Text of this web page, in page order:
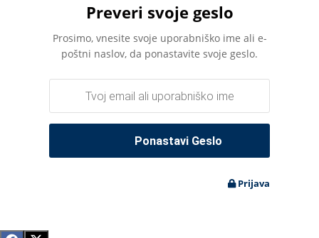
Preveri svoje geslo
Prosimo, vnesite svoje uporabniško ime ali e-
poštni naslov, da ponastavite svoje geslo.
Prijava